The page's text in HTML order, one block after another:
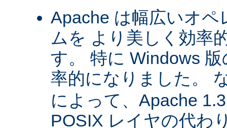
Apache は幅広いオ
ムを より美しく効率
す。 特に Windows
率的になりました。
によって、Apache
POSIX レイヤの代わ